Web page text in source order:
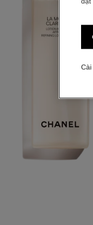
độ xem mặc định
ảnh khác - 1
kết cấu cơ bản